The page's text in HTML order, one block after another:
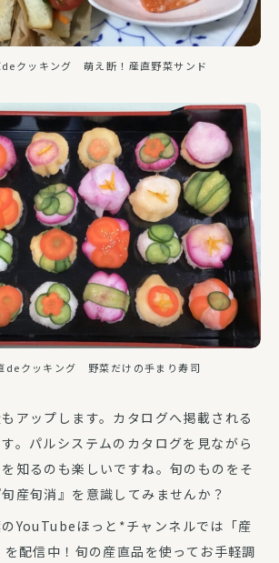
クッキング 萌え断！産直野菜サンド
deクッキング 野菜だけの手まり寿司
アップします。カタログへ掲載される
。パルシステムのカタログを見ながら
知るのも楽しいですね。旬のものをそ
産旬消』を意識してみませんか？
YouTubeほっと*チャンネルでは「産
配信中！旬の産直品を使ってお手軽調